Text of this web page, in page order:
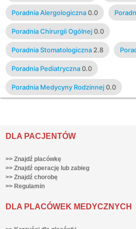
Poradnia Alergologiczna 0.0
Poradnia Chirurgii Ogólnej 0.0
Poradnia Stomatologiczna 2.8
Poradnia Pediatryczna 0.0
Poradnia Medycyny Rodzinnej 0.0
DLA PACJENTÓW
>> Znajdź placówkę
>> Znajdź operację lub zabieg
>> Znajdź chorobę
>> Regulamin
DLA PLACÓWEK MEDYCZNYCH